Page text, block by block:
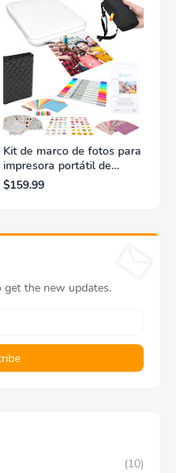
Kit de marco de fotos para
impresora portátil de
fotografías y vídeos
Lifeprint 3x4,5 (blanca)
$159.99
the new updates.
(10)